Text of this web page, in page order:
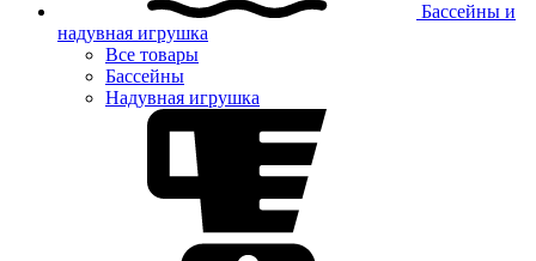
Бассейны и
надувная игрушка
Все товары
Бассейны
Надувная игрушка